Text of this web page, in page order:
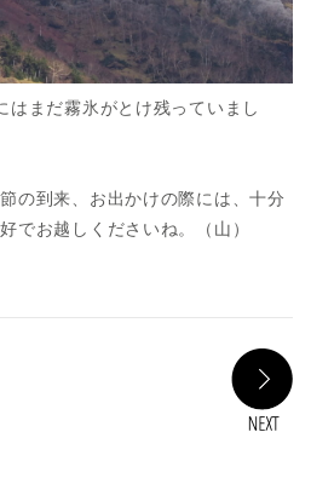
はまだ霧氷がとけ残っていまし
の到来、お出かけの際には、十分
でお越しくださいね。（山）